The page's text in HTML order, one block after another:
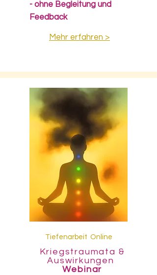
- ohne Begleitung und
Feedback
Mehr erfahren >
Tiefenarbeit Online
Kriegstraumata &
Auswirkungen
Webinar